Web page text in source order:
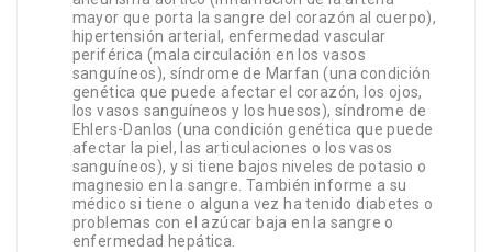
mayor que porta la sangre del corazón al cuerpo),
hipertensión arterial, enfermedad vascular
periférica (mala circulación en los vasos
sanguíneos), síndrome de Marfan (una condición
genética que puede afectar el corazón, los ojos,
los vasos sanguíneos y los huesos), síndrome de
Ehlers-Danlos (una condición genética que puede
afectar la piel, las articulaciones o los vasos
sanguíneos), y si tiene bajos niveles de potasio o
magnesio en la sangre. También informe a su
médico si tiene o alguna vez ha tenido diabetes o
problemas con el azúcar baja en la sangre o
enfermedad hepática.